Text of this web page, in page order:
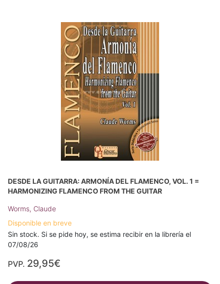
DESDE LA GUITARRA: ARMONÍA DEL FLAMENCO, VOL. 1 =
HARMONIZING FLAMENCO FROM THE GUITAR
Worms, Claude
Disponible en breve
Sin stock. Si se pide hoy, se estima recibir en la librería el
07/08/26
PVP. 29,95€